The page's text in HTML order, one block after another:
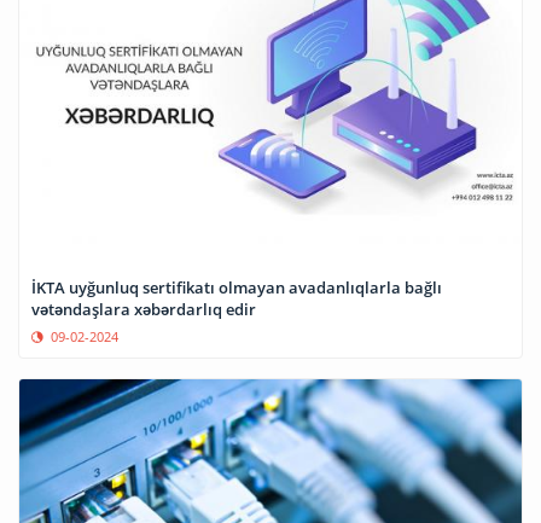
İKTA uyğunluq sertifikatı olmayan avadanlıqlarla bağlı
vətəndaşlara xəbərdarlıq edir
09-02-2024